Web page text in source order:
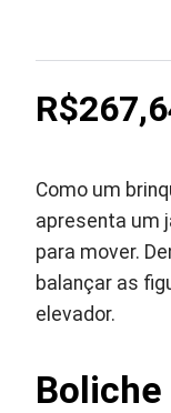
Como um
apresenta um
para mover.
balançar as
elevador.
Boliche